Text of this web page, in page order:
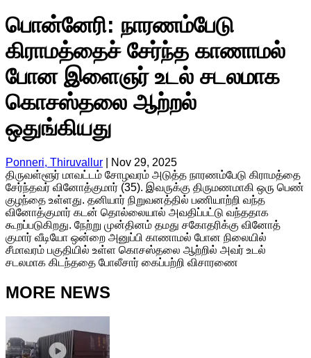
பொன்னேரி: நாரணம்பேடு
கிராமத்தைச் சேர்ந்த காணாமல்
போன இளைஞர் உடல் சடலமாக
கொசஸ்தலை ஆற்றல்
ஒதுங்கியது
Ponneri, Thiruvallur
Nov 29, 2025
திருவள்ளூர் மாவட்டம் சோழவரம் அடுத்த நாரணம்பேடு கிராமத்தை
சேர்ந்தவர் வினோத்குமார் (35). இவருக்கு திருமணமாகி ஒரு பெண்
குழந்தை உள்ளது. தனியார் நிறுவனத்தில் பணியாற்றி வந்த
வினோத்குமார் கடன் தொல்லையால் அவதிப்பட்டு வந்ததாக
கூறப்படுகிறது. நேற்று முன்தினம் தமது சகோதரிக்கு வினோத்
குமார் வீடியோ ஒன்றை அனுப்பி காணாமல் போன நிலையில்
சீமாவரம் பகுதியில் உள்ள கொசஸ்தலை ஆற்றில் அவர் உடல்
சடலமாக கிடந்ததை போலீசார் கைப்பற்றி விசாரணை
MORE NEWS